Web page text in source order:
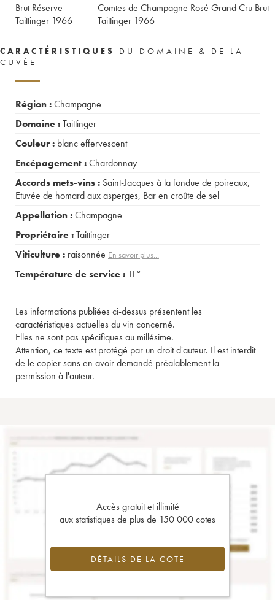
Brut Réserve
Taittinger 1966
Comtes de Champagne Rosé Grand Cru Brut
Taittinger 1966
CARACTÉRISTIQUES
DU DOMAINE & DE LA
CUVÉE
Région :Champagne
Domaine :Taittinger
Couleur : blanc effervescent
Encépagement :Chardonnay
Accords mets-vins : Saint-Jacques à la fondue de poireaux,
Etuvée de homard aux asperges, Bar en croûte de sel
Appellation :Champagne
Propriétaire :Taittinger
Viticulture : raisonnée En savoir plus...
Température de service : 11°
Les informations publiées ci-dessus présentent les
caractéristiques actuelles du vin concerné.
Elles ne sont pas spécifiques au millésime.
Attention, ce texte est protégé par un droit d'auteur. Il est interdit
de le copier sans en avoir demandé préalablement la
permission à l'auteur.
Accès gratuit et illimité
aux statistiques de plus de 150 000 cotes
DÉTAILS DE LA COTE